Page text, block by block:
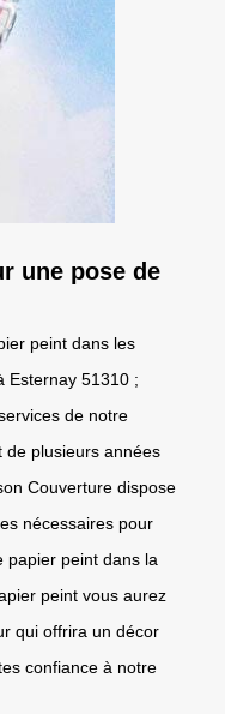
une pose de
peint dans les
Esternay 51310 ;
de notre
de plusieurs années
Couverture dispose
nécessaires pour
papier peint dans la
peint vous aurez
qui offrira un décor
confiance à notre